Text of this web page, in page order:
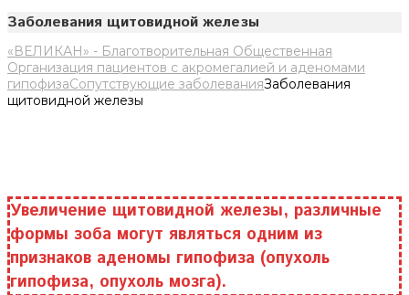
Заболевания щитовидной железы
«ВЕЛИКАН» - Благотворительная Общественная
Организация пациентов с акромегалией и аденомами
гипофизаСопутствующие заболеванияЗаболевания
щитовидной железы
Увеличение щитовидной железы, различные
формы зоба могут являться одним из
признаков аденомы гипофиза (опухоль
гипофиза, опухоль мозга).